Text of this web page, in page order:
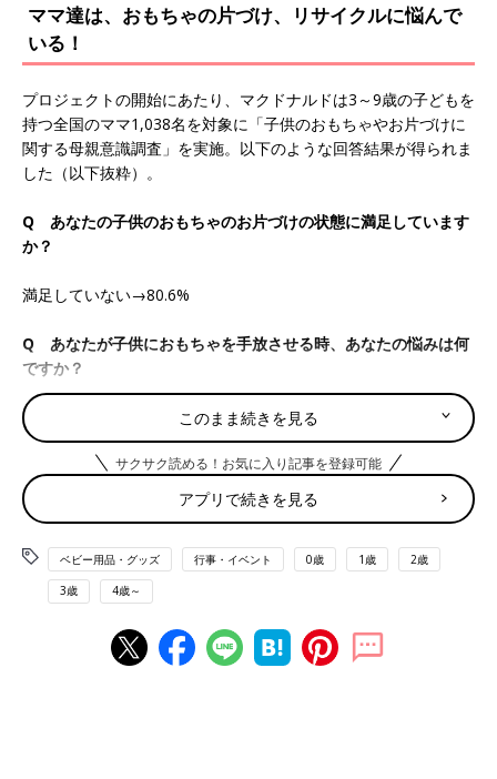
ママ達は、おもちゃの片づけ、リサイクルに悩んで
いる！
プロジェクトの開始にあたり、マクドナルドは3～9歳の子どもを
持つ全国のママ1,038名を対象に「子供のおもちゃやお片づけに
関する母親意識調査」を実施。以下のような回答結果が得られま
した（以下抜粋）。
Q あなたの子供のおもちゃのお片づけの状態に満足しています
か？
満足していない→80.6%
Q あなたが子供におもちゃを手放させる時、あなたの悩みは何
ですか？
１位 モノを手放すこととモノを大切にすることを同時に教える
のが難しい
２位 おもちゃを手放したくない子どもの気持ちもわかってしま
う
てたことがありますか？
Q あなたの子供が遊ばなくなったおもちゃについて、あなたが
このまま続きを見る
サクサク読める！お気に入り記事を登録可能
アプリで続きを見る
ベビー用品・グッズ 行事・イベント 0歳 1歳 2歳
3歳 4歳～